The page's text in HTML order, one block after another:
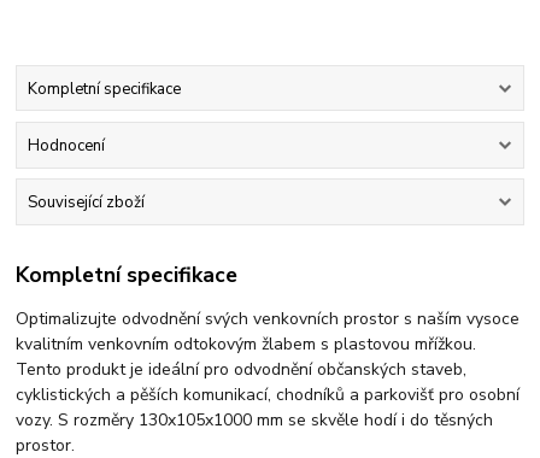
Kompletní specifikace
Hodnocení
Související zboží
Kompletní specifikace
Optimalizujte odvodnění svých venkovních prostor s naším vysoce
kvalitním venkovním odtokovým žlabem s plastovou mřížkou.
Tento produkt je ideální pro odvodnění občanských staveb,
cyklistických a pěších komunikací, chodníků a parkovišť pro osobní
vozy. S rozměry 130x105x1000 mm se skvěle hodí i do těsných
prostor.